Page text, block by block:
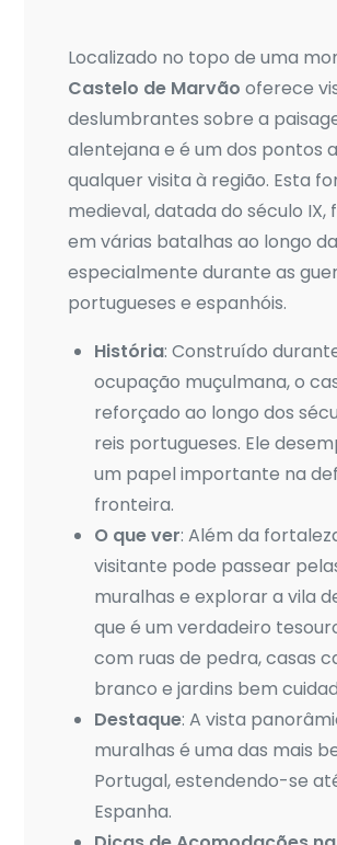
Localizado no topo de uma
Castelo de Marvão oferece
deslumbrantes sobre a
alentejana e é um dos pontos
qualquer visita à região. Esta
medieval, datada do século IX,
em várias batalhas ao longo
especialmente durante as
portugueses e espanhóis.
História: Construído
ocupação muçulmana, o
reforçado ao longo dos
reis portugueses. Ele
um papel importante na
fronteira.
O que ver: Além da
visitante pode passear
muralhas e explorar a vila
que é um verdadeiro
com ruas de pedra, casas
branco e jardins bem
Destaque: A vista
muralhas é uma das mais
Portugal, estendendo-se
Espanha.